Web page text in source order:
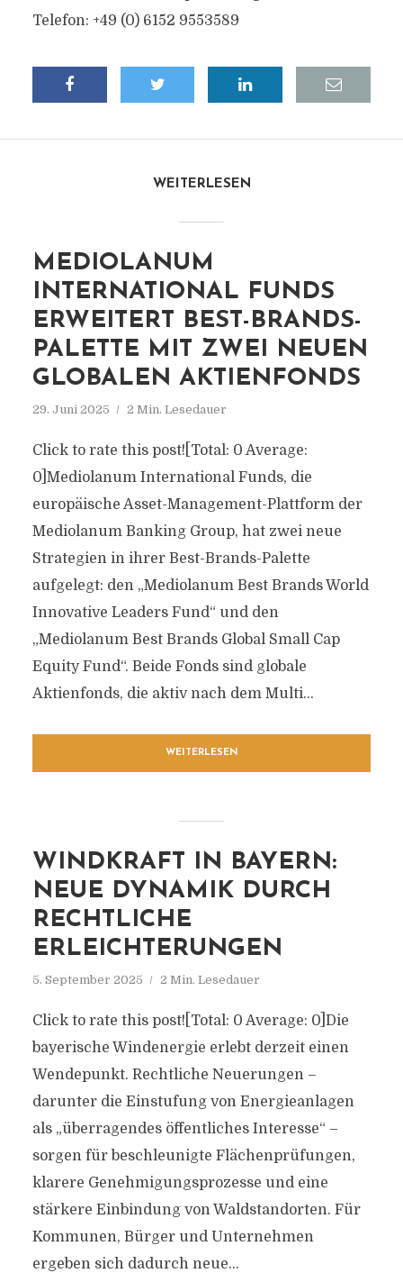
Telefon: +49 (0) 6152 9553589
WEITERLESEN
MEDIOLANUM
INTERNATIONAL FUNDS
ERWEITERT BEST-BRANDS-
PALETTE MIT ZWEI NEUEN
GLOBALEN AKTIENFONDS
29. Juni 2025 2 Min. Lesedauer
Click to rate this post![Total: 0 Average:
0]Mediolanum International Funds, die
europäische Asset-Management-Plattform der
Mediolanum Banking Group, hat zwei neue
Strategien in ihrer Best-Brands-Palette
aufgelegt: den „Mediolanum Best Brands World
Innovative Leaders Fund“ und den
„Mediolanum Best Brands Global Small Cap
Equity Fund“. Beide Fonds sind globale
Aktienfonds, die aktiv nach dem Multi...
WEITERLESEN
WINDKRAFT IN BAYERN:
NEUE DYNAMIK DURCH
RECHTLICHE
ERLEICHTERUNGEN
5. September 2025 2 Min. Lesedauer
Click to rate this post![Total: 0 Average: 0]Die
bayerische Windenergie erlebt derzeit einen
Wendepunkt. Rechtliche Neuerungen –
darunter die Einstufung von Energieanlagen
als „überragendes öffentliches Interesse“ –
sorgen für beschleunigte Flächenprüfungen,
klarere Genehmigungsprozesse und eine
stärkere Einbindung von Waldstandorten. Für
Kommunen, Bürger und Unternehmen
ergeben sich dadurch neue...